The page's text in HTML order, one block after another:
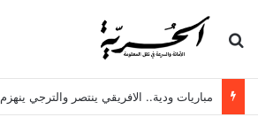
بحث عن
مباريات ودية.. الافريقي ينتصر والترجي ينهزم